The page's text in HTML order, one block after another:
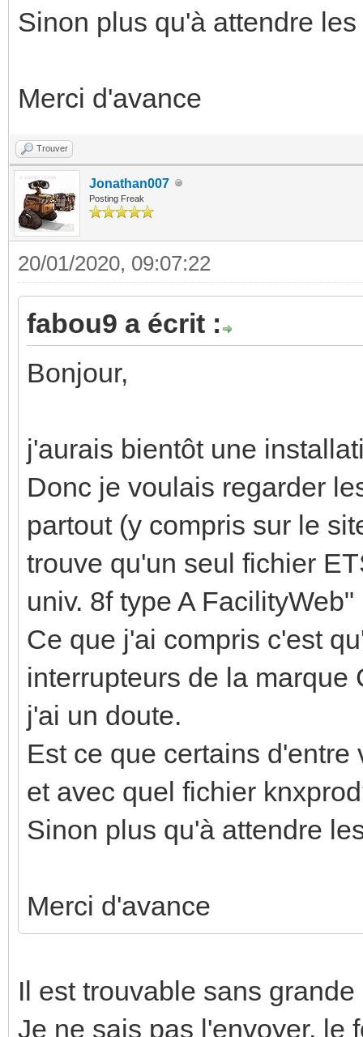
Sinon plus qu'à attendre
Merci d'avance
Trouver
Jonathan007
Posting Freak
20/01/2020, 09:07:22
fabou9 a écrit :
Bonjour,
j'aurais bientôt une
Donc je voulais regarder
partout (y compris sur le
trouve qu'un seul fichier
univ. 8f type A FacilityWeb"
Ce que j'ai compris c'est
interrupteurs de la marque
j'ai un doute.
Est ce que certains
et avec quel fichier
Sinon plus qu'à attendre
Merci d'avance
Il est trouvable sans
Je ne sais pas l'envoyer, le